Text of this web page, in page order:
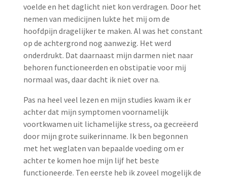
voelde en het daglicht niet kon verdragen. Door het
nemen van medicijnen lukte het mij om de
hoofdpijn dragelijker te maken. Al was het constant
op de achtergrond nog aanwezig. Het werd
onderdrukt. Dat daarnaast mijn darmen niet naar
behoren functioneerden en obstipatie voor mij
normaal was, daar dacht ik niet over na.
Pas na heel veel lezen en mijn studies kwam ik er
achter dat mijn symptomen voornamelijk
voortkwamen uit lichamelijke stress, oa gecreëerd
door mijn grote suikerinname. Ik ben begonnen
met het weglaten van bepaalde voeding om er
achter te komen hoe mijn lijf het beste
functioneerde. Ten eerste heb ik zoveel mogelijk de